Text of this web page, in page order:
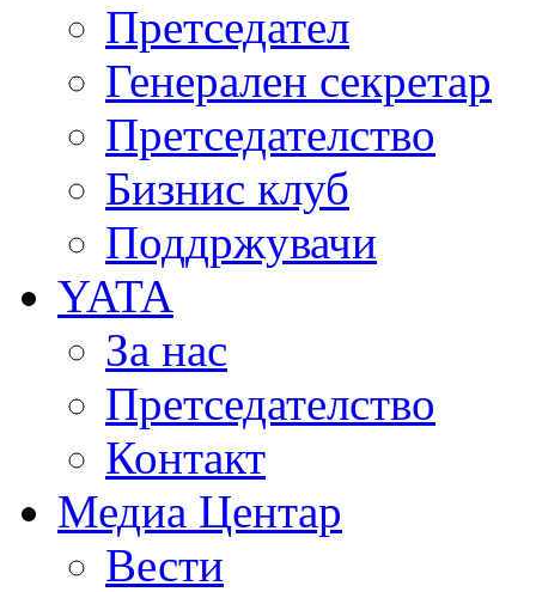
Претседател
Генерален секретар
Претседателство
Бизнис клуб
Поддржувачи
YATA
За нас
Претседателство
Контакт
Медиа Центар
Вести